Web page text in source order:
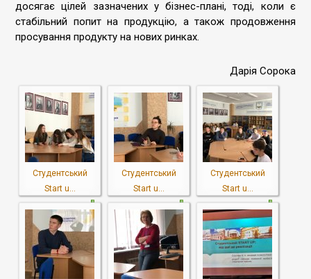
досягає цілей зазначених у бізнес-плані, тоді, коли є
стабільний попит на продукцію, а також продовження
просування продукту на нових ринках.
Дарія Сорока
Студентський
Start u...
Студентський
Start u...
Студентський
Start u...